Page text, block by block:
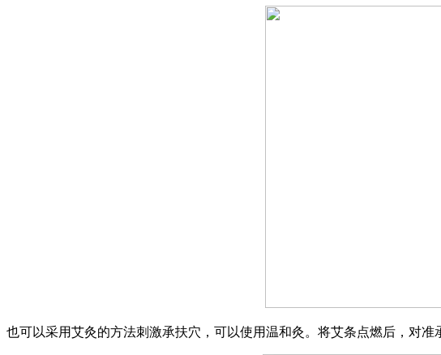
也可以采用艾灸的方法刺激承扶穴，可以使用温和灸。将艾条点燃后，对